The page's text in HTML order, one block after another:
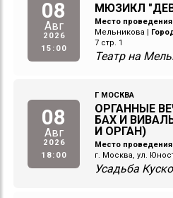
08
Авг
2026
15:00
МЮЗИКЛ
Место
Мельникова
7 стр. 1
Театр на
08
Авг
2026
18:00
Г МОСКВА
ОРГАННЫЕ
БАХ И
И ОРГАН)
Место
г. Москва, ул.
Усадьба